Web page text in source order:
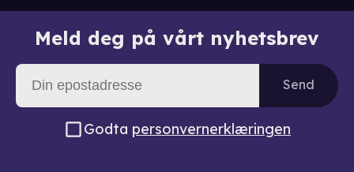
Meld deg på vårt nyhetsbrev
Send
Godta personvernerklæringen